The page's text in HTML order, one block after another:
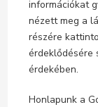
információkat
nézett meg a
részére
érdeklődésére
érdekében.
Honlapunk a